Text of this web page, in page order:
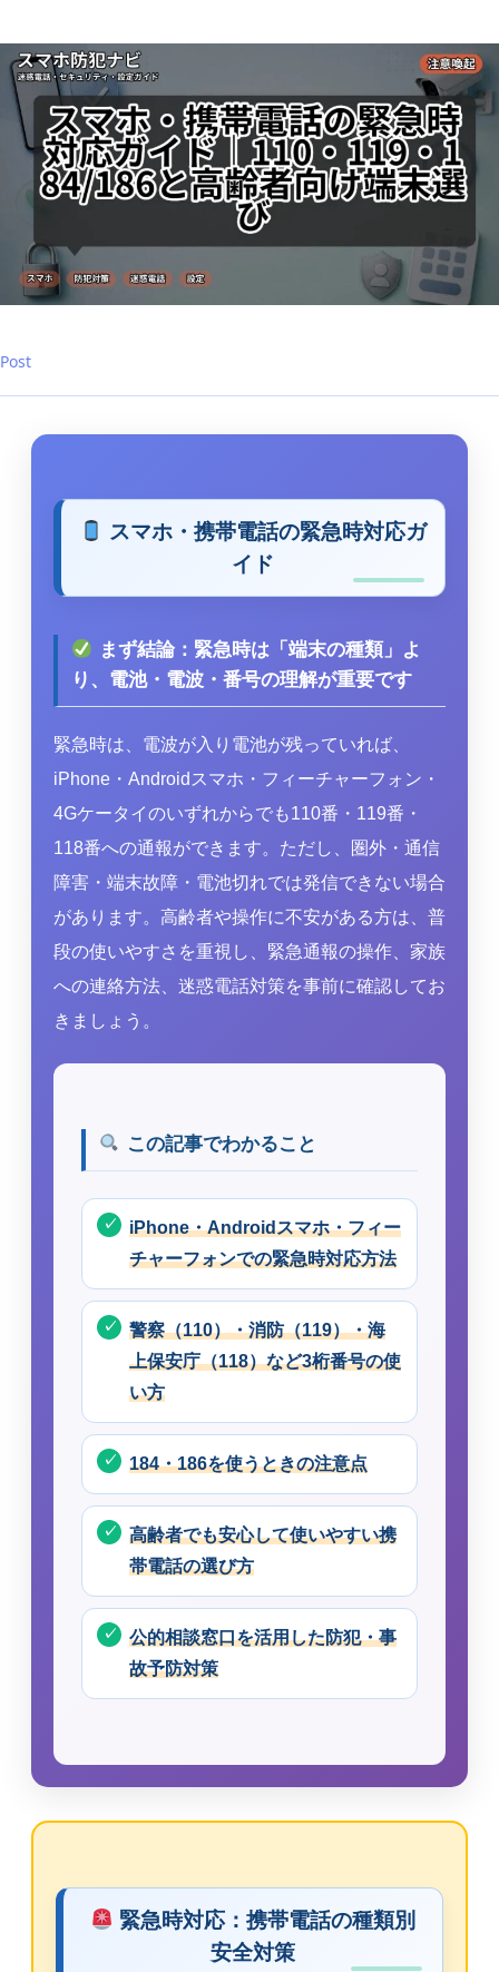
向
け
端
Post
スマホ・携帯電話の緊急時対応ガ
イド
まず結論：緊急時は「端末の種類」よ
り、電池・電波・番号の理解が重要です
緊急時は、電波が入り電池が残っていれば、
iPhone・Androidスマホ・フィーチャーフォン・
4Gケータイのいずれからでも110番・119番・
118番への通報ができます。ただし、圏外・通信
障害・端末故障・電池切れでは発信できない場合
があります。高齢者や操作に不安がある方は、普
段の使いやすさを重視し、緊急通報の操作、家族
への連絡方法、迷惑電話対策を事前に確認してお
きましょう。
この記事でわかること
iPhone・Androidスマホ・フィー
チャーフォンでの緊急時対応方法
警察（110）・消防（119）・海
上保安庁（118）など3桁番号の使
い方
184・186を使うときの注意点
高齢者でも安心して使いやすい携
帯電話の選び方
公的相談窓口を活用した防犯・事
故予防対策
緊急時対応：携帯電話の種類別
安全対策